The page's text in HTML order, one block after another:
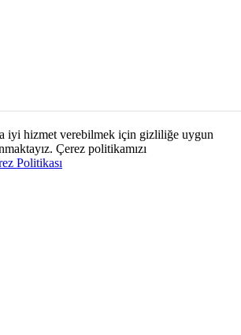
iyi hizmet verebilmek için gizliliğe uygun
Çerez politikamızı
Politikası